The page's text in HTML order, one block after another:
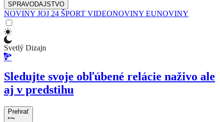
SPRAVODAJSTVO
NOVINY JOJ 24 ŠPORT VIDEONOVINY EUNOVINY
Svetlý Dizajn
Sledujte svoje obľúbené relácie naživo ale
aj v predstihu
Prehrať